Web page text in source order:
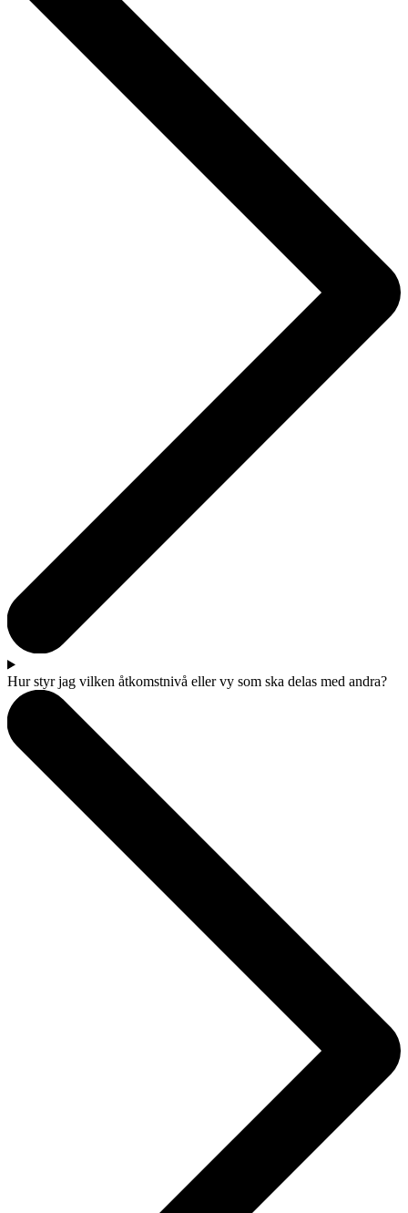
Hur styr jag vilken åtkomstnivå eller vy som ska delas med andra?